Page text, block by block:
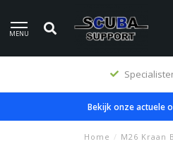
MENU
Bekijk onze actuele
Home / M26 Kraan